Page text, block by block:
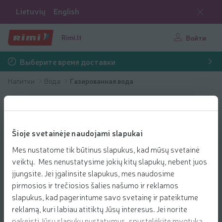
Šioje svetainėje naudojami slapukai
Mes nustatome tik būtinus slapukus, kad mūsų svetainė
veiktų. Mes nenustatysime jokių kitų slapukų, nebent juos
įjungsite. Jei įgalinsite slapukus, mes naudosime
pirmosios ir trečiosios šalies našumo ir reklamos
slapukus, kad pagerintume savo svetainę ir pateiktume
reklamą, kuri labiau atitiktų Jūsų interesus. Jei norite
Lietuvių English
Rimi.lt Войти
Выберите время доставки
Напитки Вода Газированная вода